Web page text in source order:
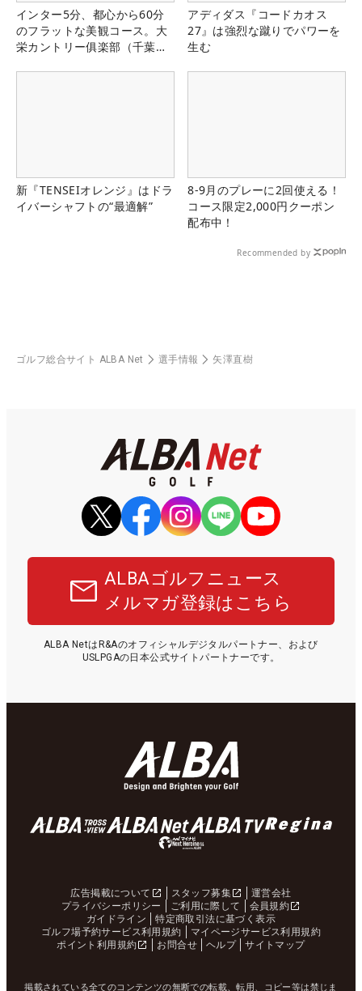
インター5分、都心から60分
のフラットな美観コース。大
栄カントリー俱楽部（千葉
アディダス『コードカオス
27』は強烈な蹴りでパワーを
生む
新『TENSEIオレンジ』はドラ
イバーシャフトの“最適解”
8-9月のプレーに2回使える！
コース限定2,000円クーポン
配布中！
Recommended by
ゴルフ総合サイト ALBA Net 選手情報 矢澤直樹
ALBAゴルフニュース
メルマガ登録はこちら
ALBA NetはR&Aのオフィシャルデジタルパートナー、および
USLPGAの日本公式サイトパートナーです。
広告掲載について スタッフ募集
運営会社
プライバシーポリシー
ご利用に際して
会員規約
ガイドライン
特定商取引法に基づく表示
ゴルフ場予約サービス利用規約
マイページサービス利用規約
ポイント利用規約
お問合せ ヘルプ サイトマップ
掲載されている全てのコンテンツの無断での転載、転用、コピー等は禁じま